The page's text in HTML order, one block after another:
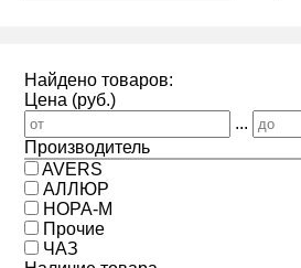
Найдено товаров:
Цена (руб.)
...
Производитель
AVERS
АЛЛЮР
НОРА-М
Прочие
ЧАЗ